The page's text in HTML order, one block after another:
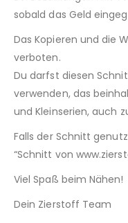
sobald das Geld
Das Kopieren und die
verboten.
Du darfst diesen
verwenden, das
und Kleinserien, auch
Falls der Schnitt
“Schnitt von
Viel Spaß beim Nähen!
Dein Zierstoff Team